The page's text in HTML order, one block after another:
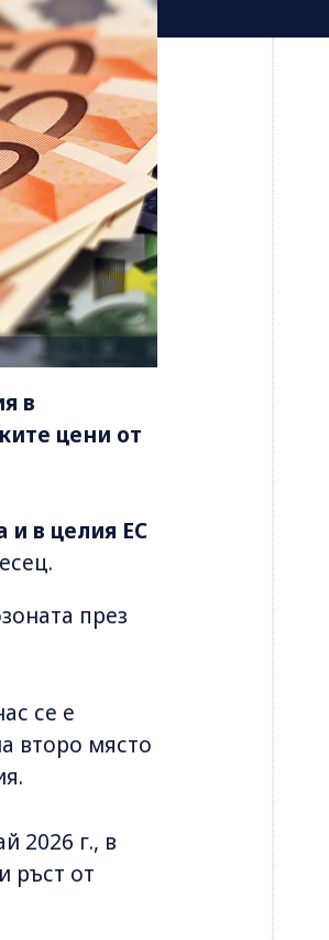
в
цени от
и в целия ЕС
през
се е
второ място
2026 г., в
ръст от